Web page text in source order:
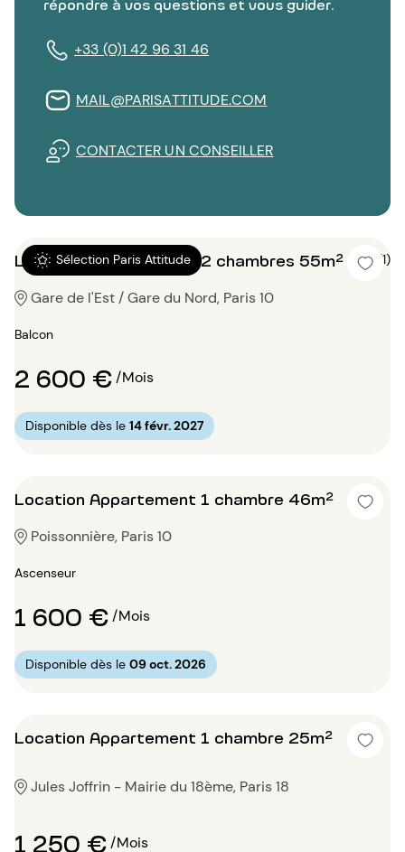
+33 (0)1 42 96 31 46
MAIL@PARISATTITUDE.COM
CONTACTER UN CONSEILLER
Sélection Paris Attitude
Location Appartement 2 chambres 55m² 5 (1)
Gare de l'Est / Gare du Nord, Paris 10
Balcon
2 600 €/Mois
Disponible dès le 14 févr. 2027
Location Appartement 1 chambre 46m²
Poissonnière, Paris 10
Ascenseur
1 600 €/Mois
Disponible dès le 09 oct. 2026
Location Appartement 1 chambre 25m²
Jules Joffrin - Mairie du 18ème, Paris 18
1 250 €/Mois